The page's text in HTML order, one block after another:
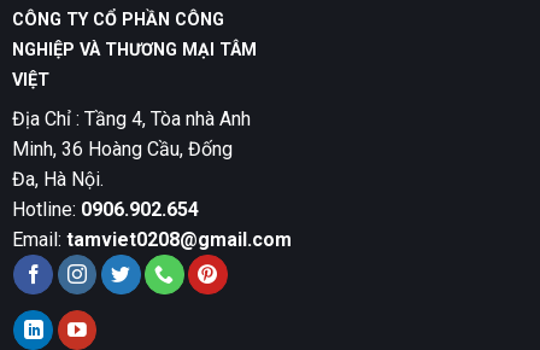
CÔNG TY CỔ PHẦN CÔNG
NGHIỆP VÀ THƯƠNG MẠI TÂM
VIỆT
Địa Chỉ : Tầng 4, Tòa nhà Anh
Minh, 36 Hoàng Cầu, Đống
Đa, Hà Nội.
Hotline: 0906.902.654
Email: tamviet0208@gmail.com